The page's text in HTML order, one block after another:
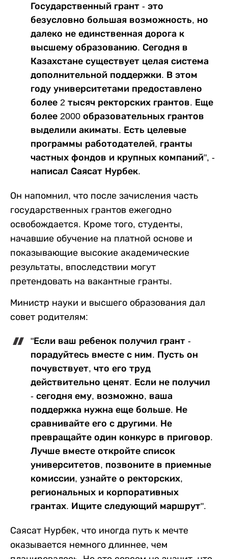
Государственный грант - это
безусловно большая возможность, но
далеко не единственная дорога к
высшему образованию. Сегодня в
Казахстане существует целая система
дополнительной поддержки. В этом
году университетами предоставлено
более 2 тысяч ректорских грантов. Еще
более 2000 образовательных грантов
выделили акиматы. Есть целевые
программы работодателей, гранты
частных фондов и крупных компаний", -
написал Саясат Нурбек.
Он напомнил, что после зачисления часть
государственных грантов ежегодно
освобождается. Кроме того, студенты,
начавшие обучение на платной основе и
показывающие высокие академические
результаты, впоследствии могут
претендовать на вакантные гранты.
Министр науки и высшего образования дал
совет родителям:
"Если ваш ребенок получил грант -
порадуйтесь вместе с ним. Пусть он
почувствует, что его труд
действительно ценят. Если не получил
- сегодня ему, возможно, ваша
поддержка нужна еще больше. Не
сравнивайте его с другими. Не
превращайте один конкурс в приговор.
Лучше вместе откройте список
университетов, позвоните в приемные
комиссии, узнайте о ректорских,
региональных и корпоративных
грантах. Ищите следующий маршрут".
Саясат Нурбек, что иногда путь к мечте
оказывается немного длиннее, чем